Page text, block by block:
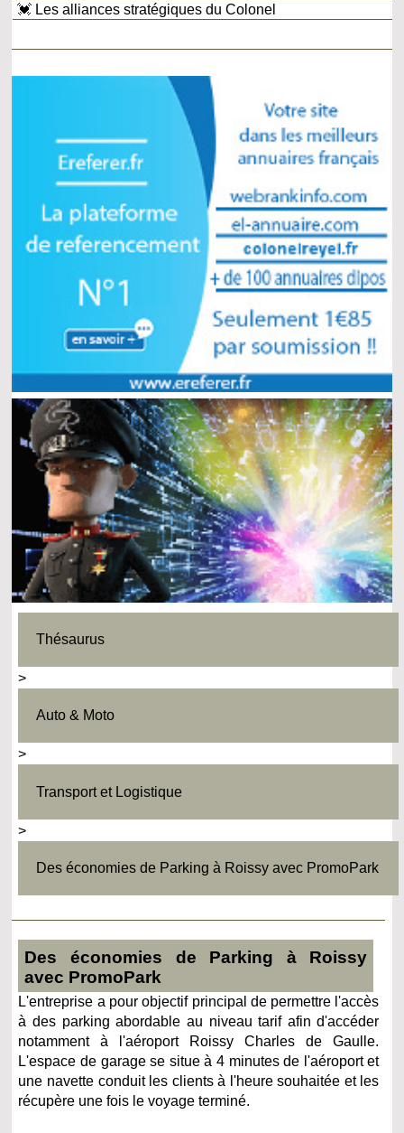
💓 Les alliances stratégiques du Colonel
Thésaurus
>
Auto & Moto
>
Transport et Logistique
>
Des économies de Parking à Roissy avec PromoPark
Des économies de Parking à Roissy
avec PromoPark
L'entreprise a pour objectif principal de permettre l'accès
à des parking abordable au niveau tarif afin d'accéder
notamment à l'aéroport Roissy Charles de Gaulle.
L'espace de garage se situe à 4 minutes de l'aéroport et
une navette conduit les clients à l'heure souhaitée et les
récupère une fois le voyage terminé.